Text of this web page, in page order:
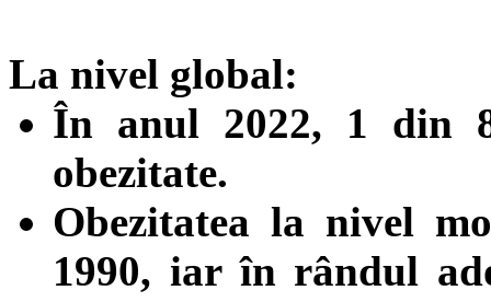
La nivel global:
În anul 2022, 1 din
obezitate.
Obezitatea la nivel
1990, iar în rândul